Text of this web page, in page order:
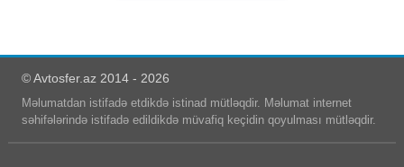
© Avtosfer.az 2014 - 2026
Məlumatdan istifadə etdikdə istinad mütləqdir. Məlumat internet
səhifələrində istifadə edildikdə müvafiq keçidin qoyulması mütləqdir.